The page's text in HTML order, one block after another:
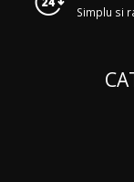
Simplu si